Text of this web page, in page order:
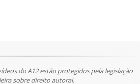
do A12 estão protegidos pela legislação
sobre direito autoral.